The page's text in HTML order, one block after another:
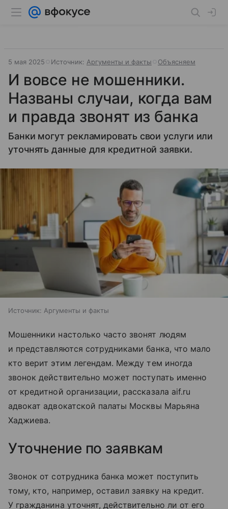
5 мая 2025 Источник: Аргументы и факты Объясняем
И вовсе не мошенники.
Названы случаи, когда вам
и правда звонят из банка
Банки могут рекламировать свои услуги или
уточнять данные для кредитной заявки.
Источник: Аргументы и факты
Мошенники настолько часто звонят людям
и представляются сотрудниками банка, что мало
кто верит этим легендам. Между тем иногда
звонок действительно может поступать именно
от кредитной организации, рассказала aif.ru
адвокат адвокатской палаты Москвы Марьяна
Хаджиева.
Уточнение по заявкам
Звонок от сотрудника банка может поступить
тому, кто, например, оставил заявку на кредит.
У гражданина уточнят, действительно ли от его